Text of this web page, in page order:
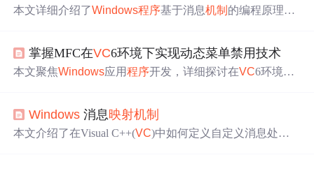
键控件创建，助开发者构建丰富应用。
本文详细介绍了Windows程序基于消息机制 的编程原理，
的流程。此外，文章还提供了通过VC视频中的实例来理解
消息映射机制的实践指导。
掌握MFC在VC6环境下实现动态菜单禁用技术
本文聚焦Windows应用程序开发，详细探讨在VC6环境下
方法，还说明了在视图类创建CEdit控件及与菜单项交互，
根据编辑框内容更新菜单项状态，实现响应式UI设计。
Windows 消息映射机制
本文介绍了在Visual C++(VC)中如何定义自定义消息处理